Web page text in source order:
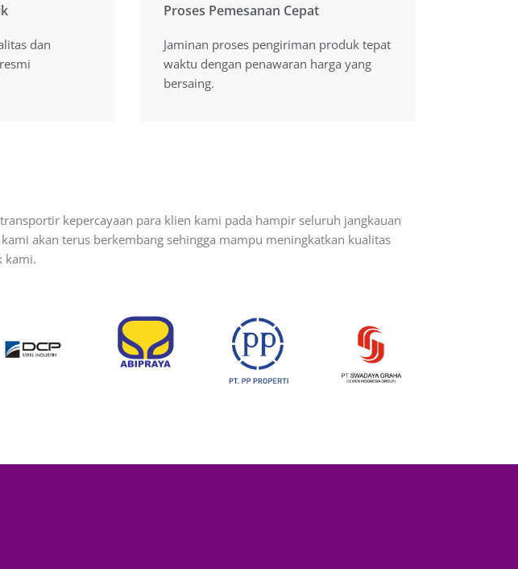
dan
dan
Proses Pemesanan Cepat
Jaminan proses pengiriman produk tepat
waktu dengan penawaran harga yang
bersaing.
Proses Pemesanan Cepat
Jaminan proses pengiriman produk tepat
waktu dengan penawaran harga yang
bersaing.
kepercayaan para klien kami pada hampir seluruh jangkauan
akan terus berkembang sehingga mampu meningkatkan kualitas
kami.